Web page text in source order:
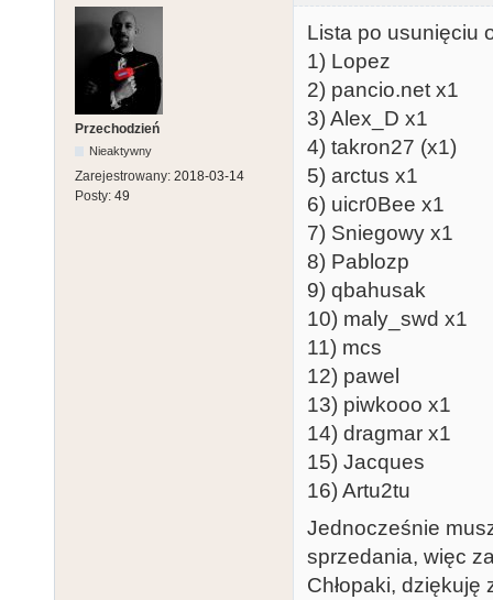
Przechodzień
Nieaktywny
Zarejestrowany: 2018-03-14
Posty: 49
Lista po usunięciu
1) Lopez
2) pancio.net x1
3) Alex_D x1
4) takron27 (x1)
5) arctus x1
6) uicr0Bee x1
7) Sniegowy x1
8) Pablozp
9) qbahusak
10) maly_swd x1
11) mcs
12) pawel
13) piwkooo x1
14) dragmar x1
15) Jacques
16) Artu2tu
Jednocześnie
sprzedania, więc
Chłopaki,